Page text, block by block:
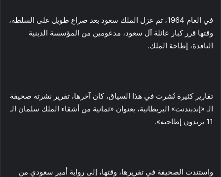
في العام 1964، تم عزل الملك سعود بعد صراع طويل على السلطة،
وقتها قرر كبار عائلة آل سعود، مدعومين من المؤسسة الدينية
النافذة، إطاحة الملك.
تقارير كثيرة نُشرت في هذا السياق، كان آخرها، تقرير نشرته صحيفة
الـ «إندبندنت» البريطانية، بعنوان «ثمانية من أشقاء الملك سلمان الـ
11 يريدون إطاحته».
واستندت الصحيفة في تقريرها، وقتها، إلى رواية أمير سعودي من